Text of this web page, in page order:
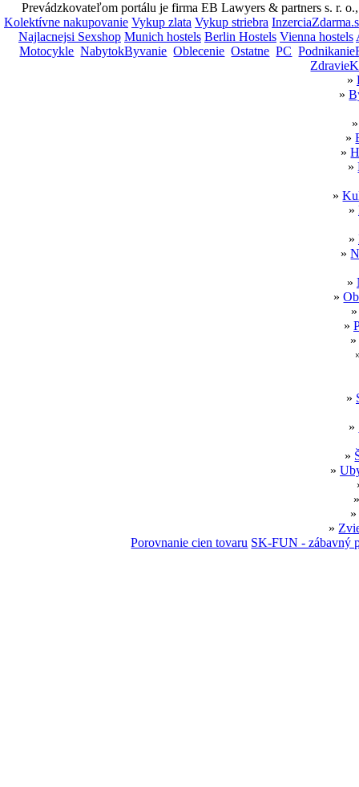
Prevádzkovateľom portálu je firma EB Lawyers & partners s. r.
Kolektívne nakupovanie Vykup zlata Vykup striebra
Najlacnejsi Sexshop Munich hostels Berlin Hostels Vienna hostels
Motocykle NabytokByvanie Oblecenie Ostatne PC
»
»
»
»
»
»
»
»
»
»
»
»
»
»
»
»
»
Porovnanie cien tovaru SK-FUN - zábavný